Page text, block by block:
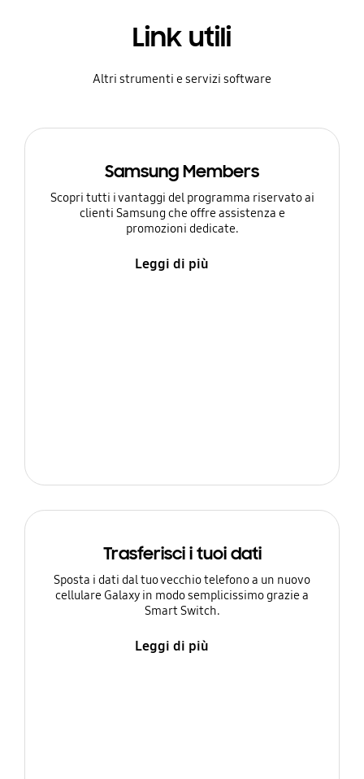
Link utili
Altri strumenti e servizi software
Samsung Members
Scopri tutti i vantaggi del programma riservato ai
clienti Samsung che offre assistenza e
promozioni dedicate.
Leggi di più
Trasferisci i tuoi dati
Sposta i dati dal tuo vecchio telefono a un nuovo
cellulare Galaxy in modo semplicissimo grazie a
Smart Switch.
Leggi di più